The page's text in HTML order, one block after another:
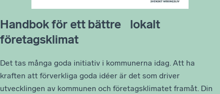
Handbok för ett bättre lokalt
företagsklimat
Det tas många goda initiativ i kommunerna idag. Att ha
kraften att förverkliga goda idéer är det som driver
utvecklingen av kommunen och företagsklimatet framåt. Din